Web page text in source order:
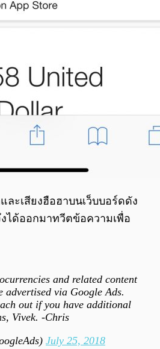
ะเสียงฮือฮาบนเว็บบอร์ดดัง
ได้ออกมาทวีตข้อความเพื่อ
and related content
advertised via Google Ads.
out if you have additional
Vivek. -Chris
July 25, 2018